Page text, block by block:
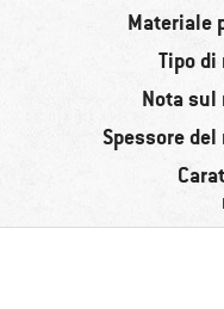
Materiale
Tipo
Nota sul
Spessore